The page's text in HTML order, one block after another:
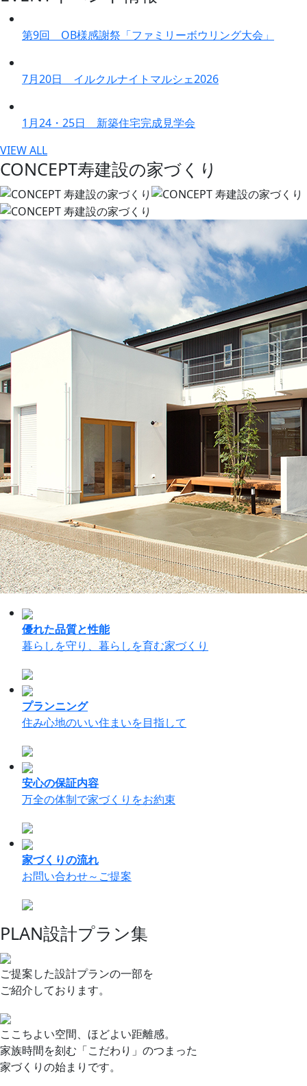
第9回 OB様感謝祭「ファミリーボウリング大会」
7月20日 イルクルナイトマルシェ2026
1月24・25日 新築住宅完成見学会
VIEW ALL
CONCEPT寿建設の家づくり
優れた品質と性能
暮らしを守り、暮らしを育む家づくり
プランニング
住み心地のいい住まいを目指して
安心の保証内容
万全の体制で家づくりをお約束
家づくりの流れ
お問い合わせ～ご提案
PLAN設計プラン集
ご提案した設計プランの一部を
ご紹介しております。
ここちよい空間、ほどよい距離感。
家族時間を刻む「こだわり」のつまった
家づくりの始まりです。